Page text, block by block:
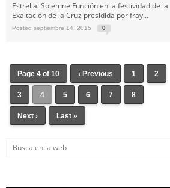
Estrella. Solemne Función en la festividad de la
Exaltación de la Cruz presidida por fray...
Posted septiembre 14, 2015 0
Page 4 of 10 ‹ Previous 1 2
3 4 5 6 7 8
Next › Last »